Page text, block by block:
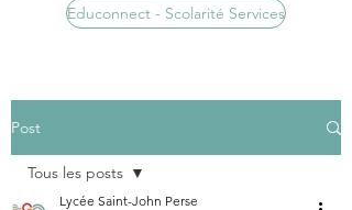
Educonnect - Scolarité Services
Post
Tous les posts
Lycée Saint-John Perse